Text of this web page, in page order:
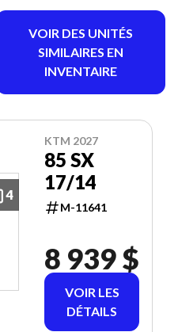
VOIR DES UNITÉS
SIMILAIRES EN
INVENTAIRE
4
KTM 2027
85 SX
17/14
M-11641
8 939 $
VOIR LES
DÉTAILS